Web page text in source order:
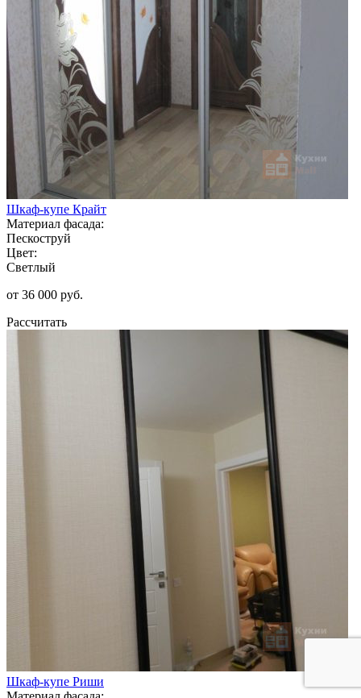
Шкаф-купе Крайт
Материал фасада:
Пескоструй
Цвет:
Светлый
от 36 000 руб.
Рассчитать
Шкаф-купе Риши